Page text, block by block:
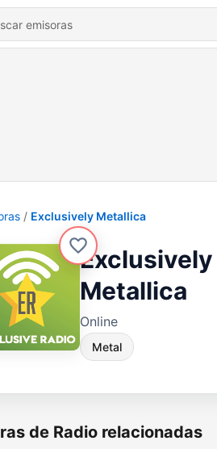
Exclusively Metallica
Exclusively
Metallica
Online
Metal
de Radio relacionadas